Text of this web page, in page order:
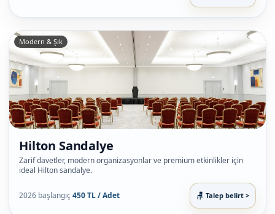
Modern & Şık
Hilton Sandalye
Zarif davetler, modern organizasyonlar ve premium etkinlikler için
ideal Hilton sandalye.
2026 başlangıç450 TL / Adet Talep belirt >